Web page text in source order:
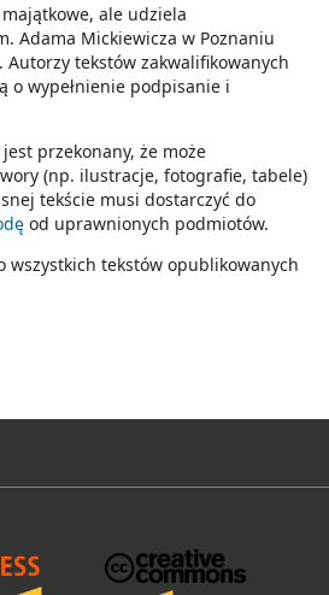
ale udziela
Adama Mickiewicza w Poznaniu
Autorzy tekstów zakwalifikowanych
o wypełnienie podpisanie i
przekonany, że może
(np. ilustracje, fotografie, tabele)
tekście musi dostarczyć do
od uprawnionych podmiotów.
wszystkich tekstów opublikowanych